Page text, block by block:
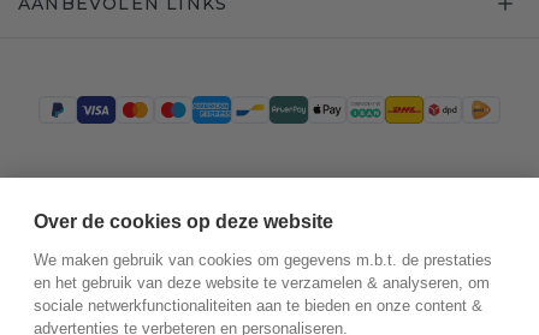
Over de cookies op deze website
We maken gebruik van cookies om gegevens m.b.t. de prestaties
en het gebruik van deze website te verzamelen & analyseren, om
sociale netwerkfunctionaliteiten aan te bieden en onze content &
advertenties te verbeteren en personaliseren.